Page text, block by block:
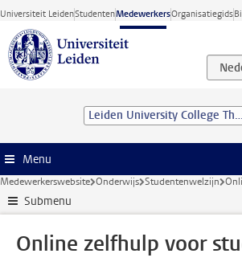
Ga direct naar de inhoud
Universiteit LeidenStudentenMedewerkersOrganisatiegids
Leiden University College The Hague
Menu
Medewerkerswebsite Onderwijs Studentenwelzijn
Submenu
Online zelfhulp voor